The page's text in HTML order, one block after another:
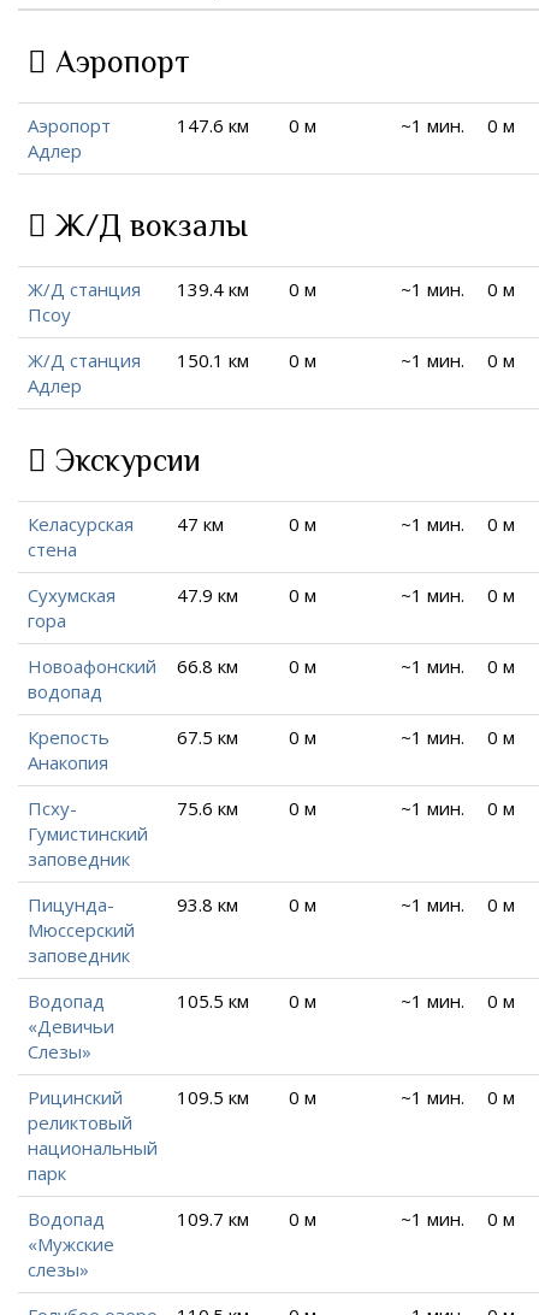
Аэропорт
Аэропорт
Адлер
147.6 км 0 м ~1 мин. 0 м
Ж/Д вокзалы
Ж/Д станция
Псоу
139.4 км 0 м ~1 мин. 0 м
Ж/Д станция
Адлер
150.1 км 0 м ~1 мин. 0 м
Экскурсии
Келасурская
стена
47 км 0 м ~1 мин. 0 м
Сухумская
гора
47.9 км 0 м ~1 мин. 0 м
Новоафонский
водопад
66.8 км 0 м ~1 мин. 0 м
Крепость
Анакопия
67.5 км 0 м ~1 мин. 0 м
Псху-
Гумистинский
заповедник
75.6 км 0 м ~1 мин. 0 м
Пицунда-
Мюссерский
заповедник
93.8 км 0 м ~1 мин. 0 м
Водопад
«Девичьи
Слезы»
105.5 км 0 м ~1 мин. 0 м
Рицинский
реликтовый
национальный
парк
109.5 км 0 м ~1 мин. 0 м
Водопад
«Мужские
слезы»
109.7 км 0 м ~1 мин. 0 м